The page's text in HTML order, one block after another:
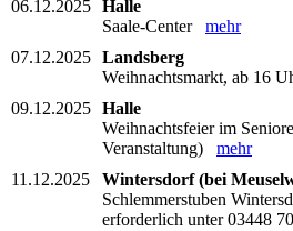
06.12.2025 Halle
Saale-Center mehr
07.12.2025 Landsberg
Weihnachtsmarkt, ab 16
09.12.2025 Halle
Weihnachtsfeier im
Veranstaltung) mehr
11.12.2025
Wintersdorf (bei
Schlemmerstuben
erforderlich unter 03448